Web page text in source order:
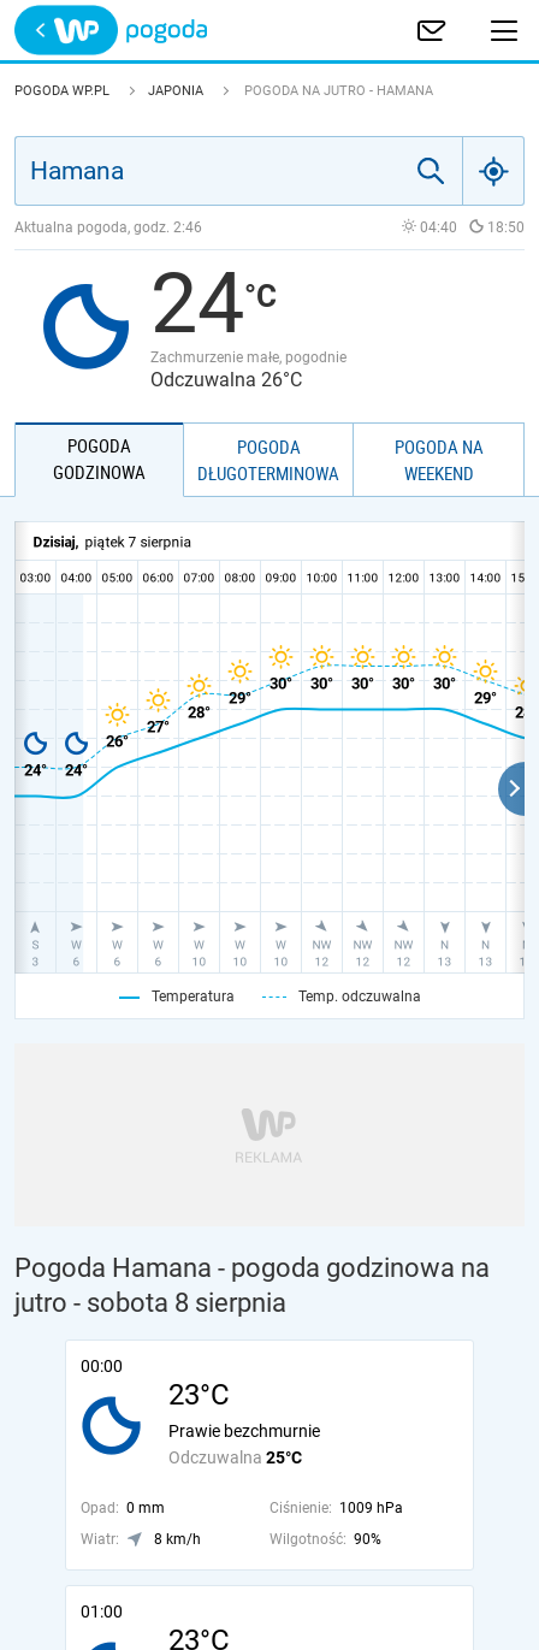
Trwa ładowanie
POLSKA
JAKOŚĆ POWIETRZA
POGODA WP.PL JAPONIA POGODA NA JUTRO - HAMANA
Aktualna pogoda, godz. 2:46 04:40 18:50
24
Zachmurzenie małe, pogodnie
Odczuwalna 26°C
POGODA
GODZINOWA
POGODA
DŁUGOTERMINOWA
POGODA NA
WEEKEND
Temperatura Temp. odczuwalna
Pogoda Hamana - pogoda godzinowa na
jutro - sobota 8 sierpnia
00:00
23°C
Odczuwalna 25°C
Prawie bezchmurnie
Opad: 0 mm Ciśnienie: 1009 hPa
Wiatr:
8 km/h Wilgotność: 90%
01:00
23°C